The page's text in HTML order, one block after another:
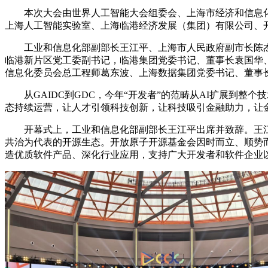
本次大会由世界人工智能大会组委会、上海市经济和信息
上海人工智能实验室、上海临港经济发展（集团）有限公司、
工业和信息化部副部长王江平、上海市人民政府副市长陈杰
临港新片区党工委副书记，临港集团党委书记、董事长袁国
信息化委员会总工程师葛东波、上海数据集团党委书记、董事
从GAIDC到GDC，今年“开发者”的范畴从AI扩展到整个技
态持续运营，让人才引领科技创新，让科技吸引金融助力，
开幕式上，工业和信息化部副部长王江平出席并致辞。王
共治为代表的开源生态。开放原子开源基金会因时而立、顺
造优质软件产品、深化行业应用，支持广大开发者和软件企